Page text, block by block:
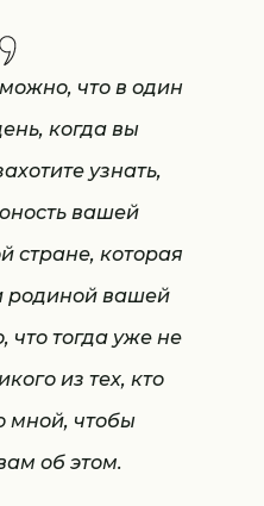
что в один
когда вы
узнать,
вашей
стране, которая
родиной вашей
тогда уже не
из тех, кто
мной, чтобы
об этом.